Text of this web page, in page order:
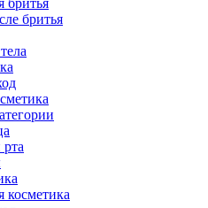
бритья
бритья
косметика